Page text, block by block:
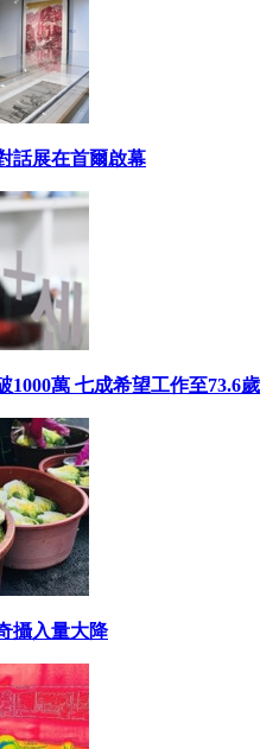
話展在首爾啟幕
1000萬 七成希望工作至73.6歲
攝入量大降